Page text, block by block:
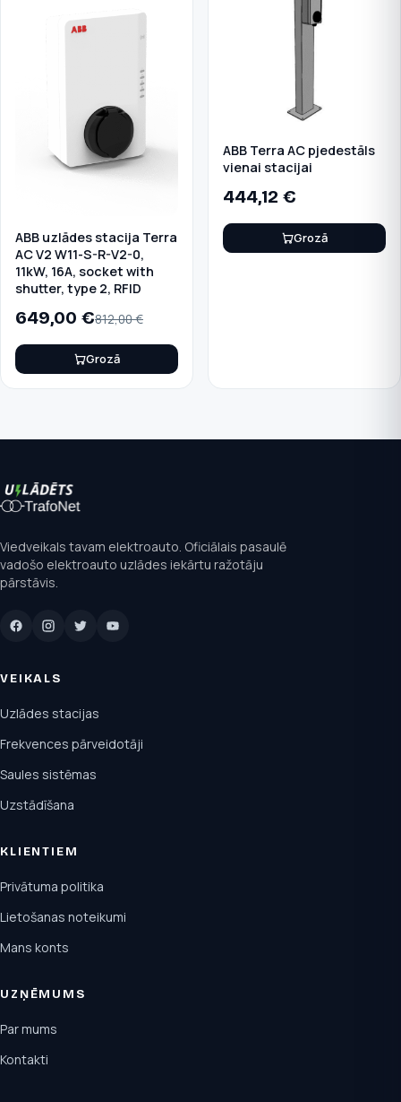
ABB uzlādes stacija Terra
AC V2 W11-S-R-V2-0,
11kW, 16A, socket with
shutter, type 2, RFID
649,00 €812,00€
Grozā
ABB Terra AC pjedestāls
vienai stacijai
444,12 €
Grozā
Viedveikals tavam elektroauto. Oficiālais pasaulē
vadošo elektroauto uzlādes iekārtu ražotāju
pārstāvis.
VEIKALS
Uzlādes stacijas
Frekvences pārveidotāji
Saules sistēmas
Uzstādīšana
KLIENTIEM
Privātuma politika
Lietošanas noteikumi
Mans konts
UZŅĒMUMS
Par mums
Kontakti